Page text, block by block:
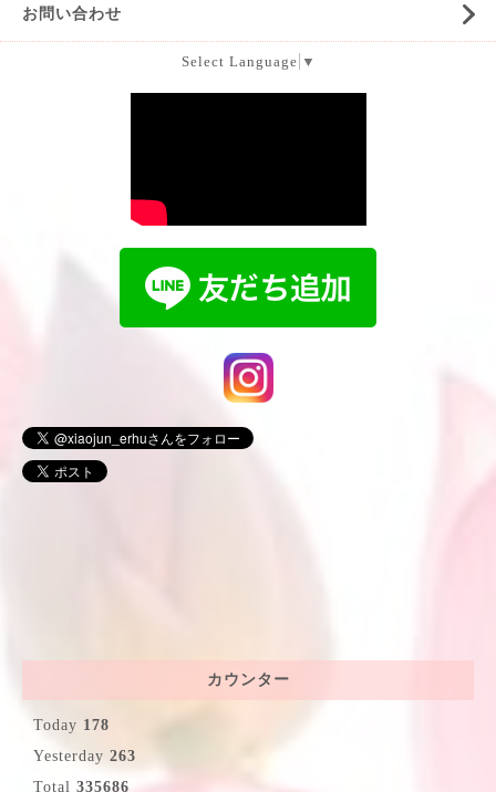
お問い合わせ
Select Language ▼
カウンター
Today 178
Yesterday 263
Total 335686